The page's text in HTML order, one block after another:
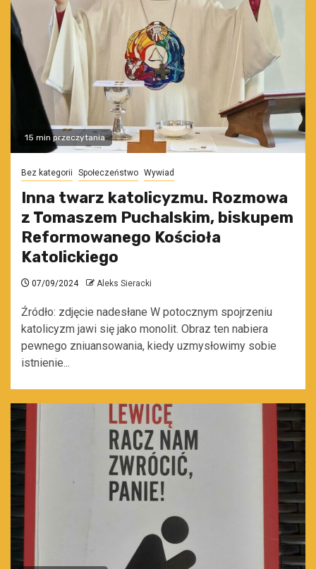
15 min przeczytania
Bez kategorii Społeczeństwo Wywiad
Inna twarz katolicyzmu. Rozmowa
z Tomaszem Puchalskim, biskupem
Reformowanego Kościoła
Katolickiego
07/09/2024 Aleks Sieracki
Źródło: zdjęcie nadesłane W potocznym spojrzeniu
katolicyzm jawi się jako monolit. Obraz ten nabiera
pewnego zniuansowania, kiedy uzmysłowimy sobie
istnienie...